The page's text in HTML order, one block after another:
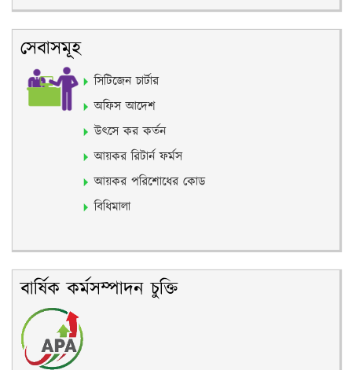
সেবাসমূহ
সিটিজেন চার্টার
অফিস আদেশ
উৎসে কর কর্তন
আয়কর রিটার্ন ফর্মস
আয়কর পরিশোধের কোড
বিধিমালা
বার্ষিক কর্মসম্পাদন চুক্তি